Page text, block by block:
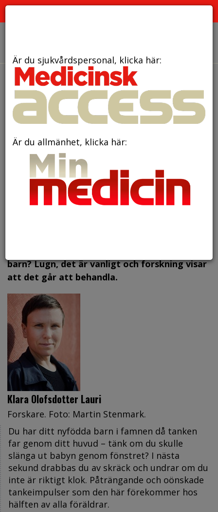
den 18 april 2024
Digital kognitiv terapi
hjälper mot jobbiga tabutankar
barn? Lugn, det är vanligt och forskning visar
att det går att behandla.
Klara Olofsdotter Lauri
Forskare. Foto: Martin Stenmark.
Du har ditt nyfödda barn i famnen då tanken
far genom ditt huvud – tänk om du skulle
slänga ut babyn genom fönstret? I nästa
sekund drabbas du av skräck och undrar om du
inte är riktigt klok. Påträngande och oönskade
tankeimpulser som den här förekommer hos
hälften av alla föräldrar.
Är du sjukvårdspersonal, klicka här:
Är du allmänhet, klicka här: